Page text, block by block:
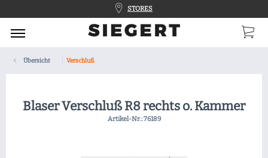
STORES
Übersicht Verschluß
Blaser Verschluß R8 rechts o. Kammer
Artikel-Nr.:76189